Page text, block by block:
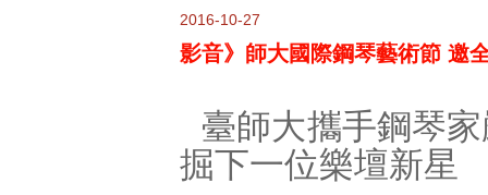
2016-10-27
影音》師大國際鋼琴藝術節 邀
臺師大攜手鋼琴
掘下一位樂壇新星